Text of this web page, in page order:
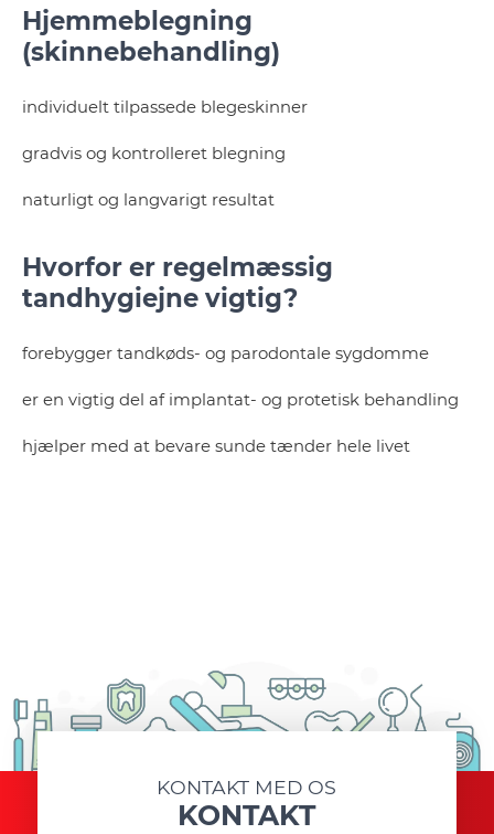
Hjemmeblegning
(skinnebehandling)
individuelt tilpassede blegeskinner
gradvis og kontrolleret blegning
naturligt og langvarigt resultat
Hvorfor er regelmæssig
tandhygiejne vigtig?
forebygger tandkøds- og parodontale sygdomme
er en vigtig del af implantat- og protetisk behandling
hjælper med at bevare sunde tænder hele livet
KONTAKT MED OS
KONTAKT